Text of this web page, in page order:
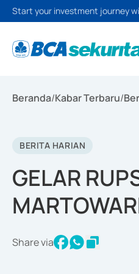
Start your investment journey
Beranda/Kabar Terbaru/
BERITA HARIAN
GELAR
Share via